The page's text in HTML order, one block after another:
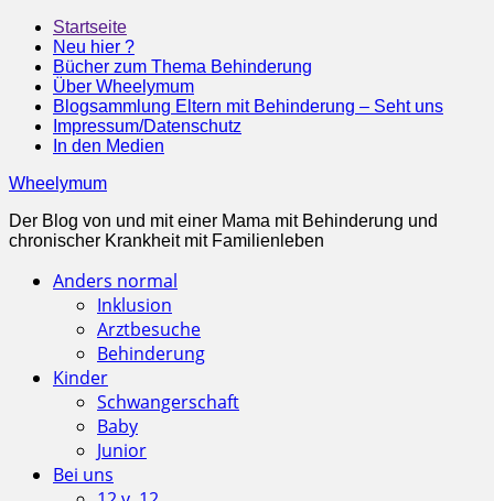
Startseite
Neu hier ?
Bücher zum Thema Behinderung
Über Wheelymum
Blogsammlung Eltern mit Behinderung – Seht uns
Impressum/Datenschutz
In den Medien
Wheelymum
Der Blog von und mit einer Mama mit Behinderung und
chronischer Krankheit mit Familienleben
Anders normal
Inklusion
Arztbesuche
Behinderung
Kinder
Schwangerschaft
Baby
Junior
Bei uns